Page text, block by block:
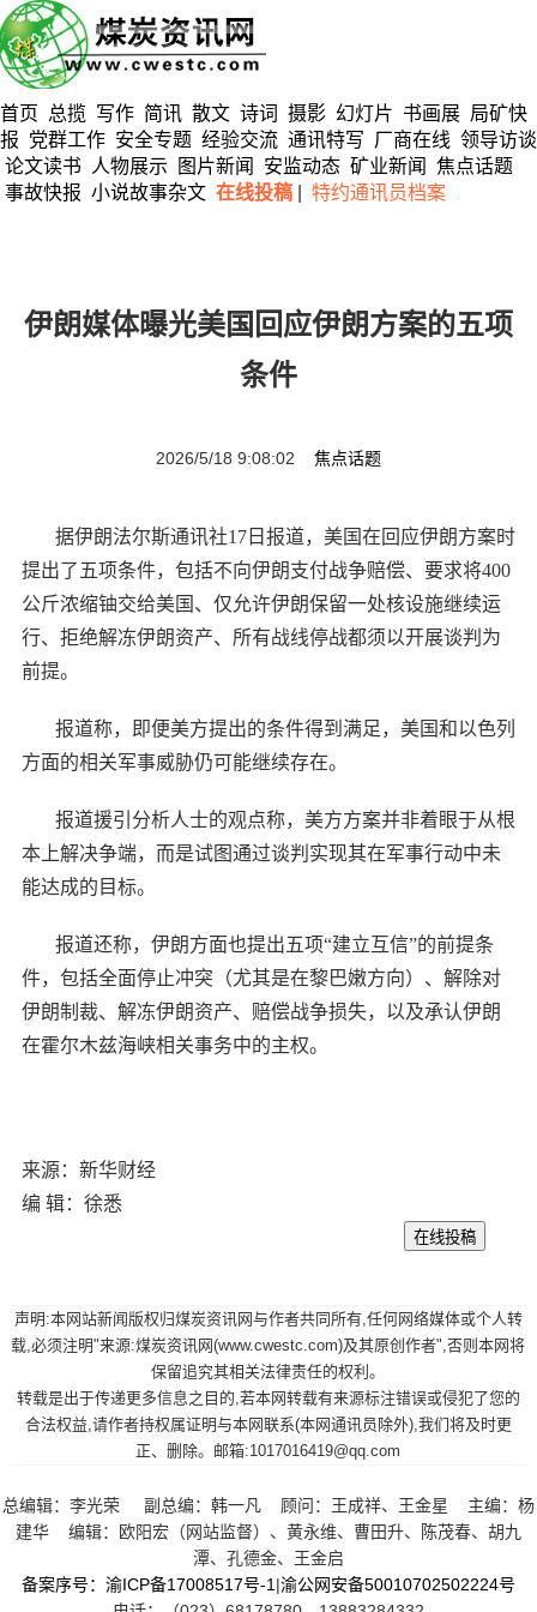
首页 总揽 写作 简讯 散文 诗词 摄影 幻灯片 书画展 局矿快
报 党群工作 安全专题 经验交流 通讯特写 厂商在线 领导访谈
论文读书
人物展示 图片新闻 安监动态 矿业新闻
焦点话题
事故快报 小说故事杂文 在线投稿 特约通讯员档案
伊朗媒体曝光美国回应伊朗方案的五项
条件
2026/5/18 9:08:02 焦点话题
据伊朗法尔斯通讯社17日报道，美国在回应伊朗方案时
提出了五项条件，包括不向伊朗支付战争赔偿、要求将400
公斤浓缩铀交给美国、仅允许伊朗保留一处核设施继续运
行、拒绝解冻伊朗资产、所有战线停战都须以开展谈判为
前提。
报道称，即便美方提出的条件得到满足，美国和以色列
方面的相关军事威胁仍可能继续存在。
报道援引分析人士的观点称，美方方案并非着眼于从根
本上解决争端，而是试图通过谈判实现其在军事行动中未
能达成的目标。
报道还称，伊朗方面也提出五项“建立互信”的前提条
件，包括全面停止冲突（尤其是在黎巴嫩方向）、解除对
伊朗制裁、解冻伊朗资产、赔偿战争损失，以及承认伊朗
在霍尔木兹海峡相关事务中的主权。
来源：新华财经
编 辑：徐悉
声明:本网站新闻版权归煤炭资讯网与作者共同所有,任何网络媒体或个人转
载,必须注明"来源:煤炭资讯网(www.cwestc.com)及其原创作者",否则本网将
保留追究其相关法律责任的权利。
转载是出于传递更多信息之目的,若本网转载有来源标注错误或侵犯了您的
合法权益,请作者持权属证明与本网联系(本网通讯员除外),我们将及时更
正、删除。邮箱:1017016419@qq.com
总编辑：李光荣 副总编：韩一凡 顾问：王成祥、王金星 主编：杨
建华 编辑：欧阳宏（网站监督）、黄永维、曹田升、陈茂春、胡九
潭、孔德金、王金启
备案序号：渝ICP备17008517号-1 |渝公网安备50010702502224号